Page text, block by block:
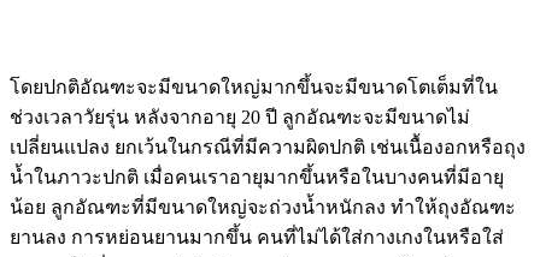
โดยปกติอัณฑะจะมีขนาดใหญ่มากขึ้นจะมีขนาดโตเต็มที่ใน
ช่วงเวลาวัยรุ่น หลังจากอายุ 20 ปี ลูกอัณฑะจะมีขนาดไม่
เปลี่ยนแปลง ยกเว้นในกรณีที่มีความผิดปกติ เช่นเนื้องอกหรือถุง
น้ำในภาวะปกติ เมื่อคนเราอายุมากขึ้นหรือในบางคนที่มีอายุ
น้อย ลูกอัณฑะที่มีขนาดใหญ่จะถ่วงน้ำหนักลง ทำให้ถุงอัณฑะ
ยานลง การหย่อนยานมากขึ้น คนที่ไม่ได้ใส่กางเกงในหรือใส่